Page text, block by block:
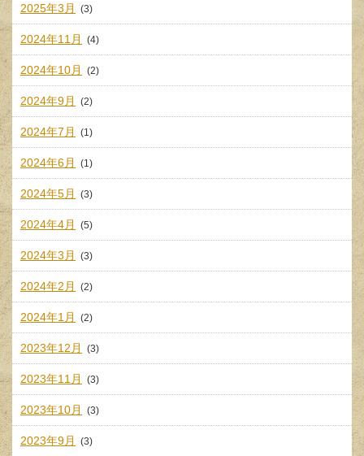
2025年3月 (3)
2024年11月 (4)
2024年10月 (2)
2024年9月 (2)
2024年7月 (1)
2024年6月 (1)
2024年5月 (3)
2024年4月 (5)
2024年3月 (3)
2024年2月 (2)
2024年1月 (2)
2023年12月 (3)
2023年11月 (3)
2023年10月 (3)
2023年9月 (3)